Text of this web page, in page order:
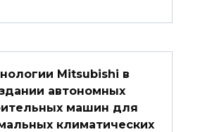
Mitsubishi в
автономных
машин для
климатических